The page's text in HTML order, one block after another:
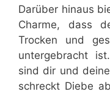
Darüber hinaus
Charme, dass
Trocken und
untergebracht
sind dir und
schreckt Diebe